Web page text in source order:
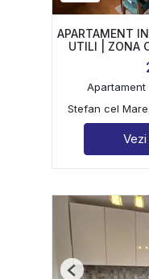
APARTAMENT
UTILI | ZONA
Stefan cel
Previous